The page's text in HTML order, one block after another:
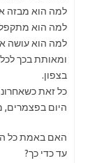
למה הוא מבזה
למה הוא מתקפל
למה הוא עושה
ומאותת בכך
בצפון.
כל זאת
היום בפצמרים,
האם באמת כל
עד כדי כך?